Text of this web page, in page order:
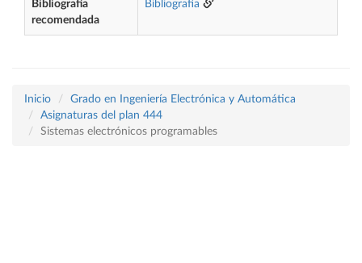
Bibliografía
recomendada
Bibliografía
Inicio
Grado en Ingeniería Electrónica y Automática
Asignaturas del plan 444
Sistemas electrónicos programables